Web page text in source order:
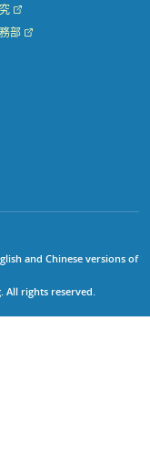
部
and Chinese versions of
All rights reserved.